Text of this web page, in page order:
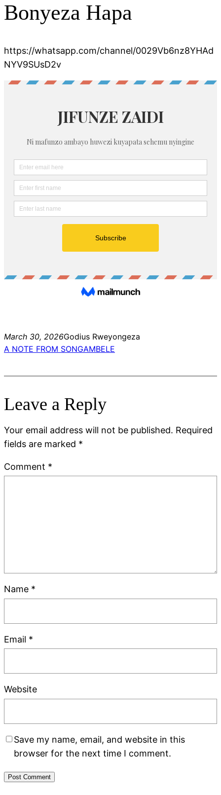
Bonyeza Hapa
https://whatsapp.com/channel/0029Vb6nz8YHAd
NYV9SUsD2v
March 30, 2026Godius Rweyongeza
A NOTE FROM SONGAMBELE
Leave a Reply
Your email address will not be published. Required
fields are marked *
Comment *
Name *
Email *
Website
Save my name, email, and website in this
browser for the next time I comment.